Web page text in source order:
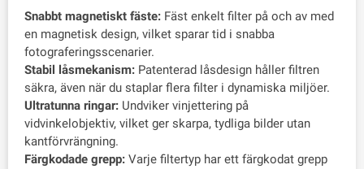
Snabbt magnetiskt fäste: Fäst enkelt filter på och av med
en magnetisk design, vilket sparar tid i snabba
fotograferingsscenarier.
Stabil låsmekanism: Patenterad låsdesign håller filtren
säkra, även när du staplar flera filter i dynamiska miljöer.
Ultratunna ringar: Undviker vinjettering på
vidvinkelobjektiv, vilket ger skarpa, tydliga bilder utan
kantförvrängning.
Färgkodade grepp: Varje filtertyp har ett färgkodat grepp